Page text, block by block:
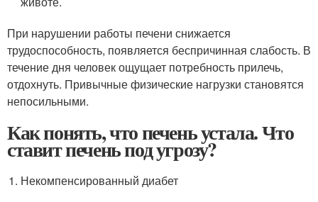
При нарушении работы печени снижается
трудоспособность, появляется беспричинная слабость. В
течение дня человек ощущает потребность прилечь,
отдохнуть. Привычные физические нагрузки становятся
непосильными.
Как понять, что печень устала. Что
ставит печень под угрозу?
Некомпенсированный диабет